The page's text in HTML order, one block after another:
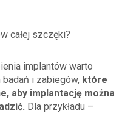
implantów warto
i zabiegów, które
aby implantację można
Dla przykładu –